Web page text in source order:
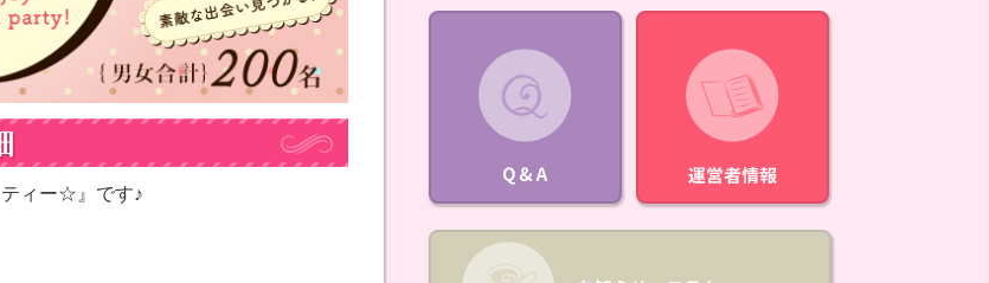
ィー☆』です♪